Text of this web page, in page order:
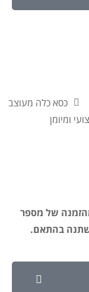
כסא כלה מעוצב
ומיומן
של מספר
בהתאם.